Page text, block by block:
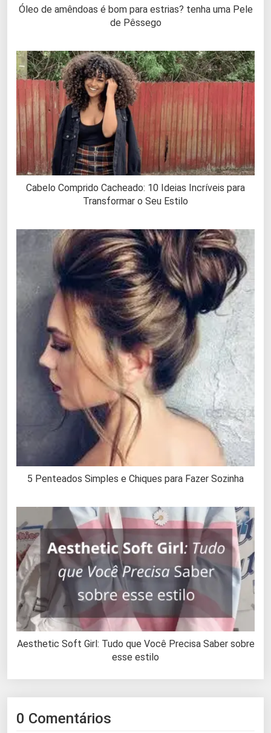
Óleo de amêndoas é bom para estrias? tenha uma Pele
de Pêssego
Cabelo Comprido Cacheado: 10 Ideias Incríveis para
Transformar o Seu Estilo
5 Penteados Simples e Chiques para Fazer Sozinha
Aesthetic Soft Girl: Tudo que Você Precisa Saber sobre
esse estilo
0 Comentários